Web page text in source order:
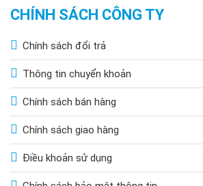
CHÍNH SÁCH CÔNG TY
Chính sách đổi trả
Thông tin chuyển khoản
Chính sách bán hàng
Chính sách giao hàng
Điều khoản sử dụng